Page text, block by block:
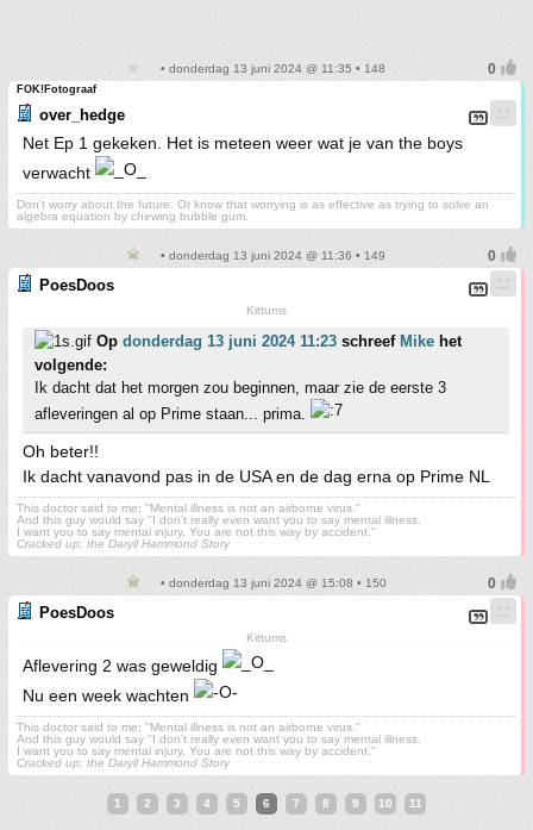
• donderdag 13 juni 2024 @ 11:35 • 148
FOK!Fotograaf
over_hedge
Net Ep 1 gekeken. Het is meteen weer wat je van the boys
verwacht
Don't worry about the future. Or know that worrying is as effective as trying to solve an
algebra equation by chewing bubble gum.
• donderdag 13 juni 2024 @ 11:36 • 149
PoesDoos
Kittums
Op donderdag 13 juni 2024 11:23 schreef Mike het
volgende:
Ik dacht dat het morgen zou beginnen, maar zie de eerste 3
afleveringen al op Prime staan... prima.
Oh beter!!
Ik dacht vanavond pas in de USA en de dag erna op Prime NL
This doctor said to me; ''Mental illness is not an airborne virus.''
And this guy would say ''I don't really even want you to say mental illness.
I want you to say mental injury. You are not this way by accident.''
Cracked up; the Daryll Hammond Story
• donderdag 13 juni 2024 @ 15:08 • 150
PoesDoos
Kittums
Aflevering 2 was geweldig
Nu een week wachten
This doctor said to me; ''Mental illness is not an airborne virus.''
And this guy would say ''I don't really even want you to say mental illness.
I want you to say mental injury. You are not this way by accident.''
Cracked up; the Daryll Hammond Story
1 2 3 4 5 6 7 8 9 10 11